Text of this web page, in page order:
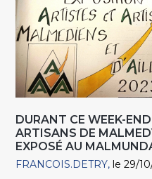
DURANT CE WEEK-
ARTISANS DE
EXPOSÉ AU
FRANCOIS.DETRY le 29/